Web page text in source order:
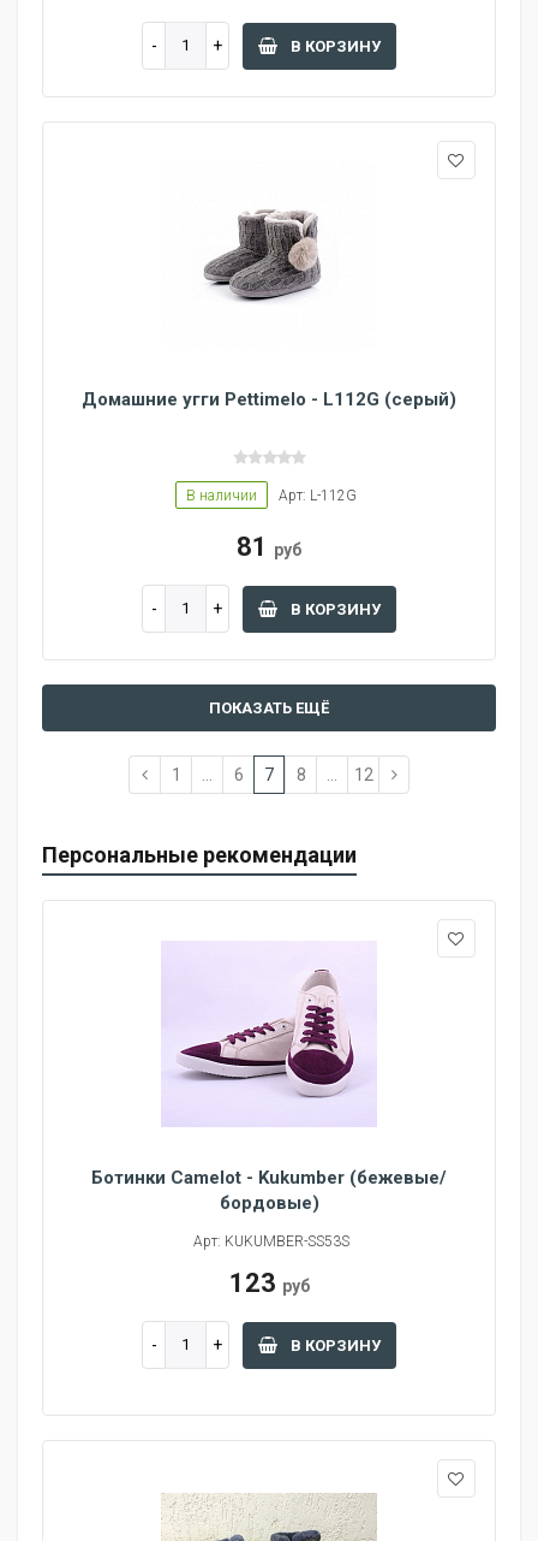
В КОРЗИНУ
Домашние угги Pettimelo - L112G (серый)
В наличии Арт: L-112G
81 руб
В КОРЗИНУ
ПОКАЗАТЬ ЕЩЁ
1 6 7 8 12
Персональные рекомендации
Ботинки Camelot - Kukumber (бежевые/
бордовые)
Арт: KUKUMBER-SS53S
123 руб
В КОРЗИНУ